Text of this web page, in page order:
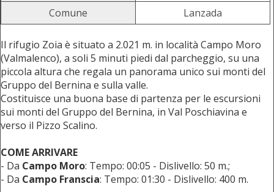
Comune
Lanzada
Il rifugio Zoia è situato a 2.021 m. in località Campo Moro
(Valmalenco), a soli 5 minuti piedi dal parcheggio, su una
piccola altura che regala un panorama unico sui monti del
Gruppo del Bernina e sulla valle.
Costituisce una buona base di partenza per le escursioni
sui monti del Gruppo del Bernina, in Val Poschiavina e
verso il Pizzo Scalino.
COME ARRIVARE
- Da Campo Moro: Tempo: 00:05 - Dislivello: 50 m.;
- Da Campo Franscia: Tempo: 01:30 - Dislivello: 400 m.